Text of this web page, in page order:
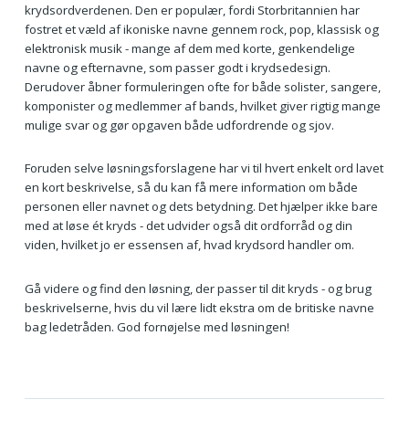
krydsordverdenen. Den er populær, fordi Storbritannien har
fostret et væld af ikoniske navne gennem rock, pop, klassisk og
elektronisk musik - mange af dem med korte, genkendelige
navne og efternavne, som passer godt i krydsedesign.
Derudover åbner formuleringen ofte for både solister, sangere,
komponister og medlemmer af bands, hvilket giver rigtig mange
mulige svar og gør opgaven både udfordrende og sjov.
Foruden selve løsningsforslagene har vi til hvert enkelt ord lavet
en kort beskrivelse, så du kan få mere information om både
personen eller navnet og dets betydning. Det hjælper ikke bare
med at løse ét kryds - det udvider også dit ordforråd og din
viden, hvilket jo er essensen af, hvad krydsord handler om.
Gå videre og find den løsning, der passer til dit kryds - og brug
beskrivelserne, hvis du vil lære lidt ekstra om de britiske navne
bag ledetråden. God fornøjelse med løsningen!